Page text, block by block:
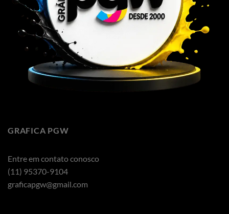
GRAFICA PGW
Entre em contato conosco
(11) 95370-9104
graficapgw@gmail.com